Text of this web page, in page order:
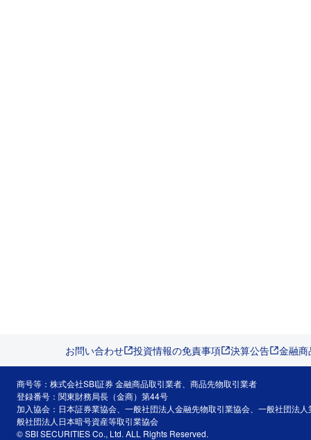
お問い合わせ 投資情報の免責事項 決算公告 金融
商号等：株式会社SBI証券 金融商品取引業者、商品先物取引業者
登録番号：関東財務局長（金商）第44号
加入協会：日本証券業協会、一般社団法人金融先物取引業協会、一般社団法
般社団法人日本暗号資産等取引業協会
© SBI SECURITIES Co., Ltd. ALL Rights Reserved.